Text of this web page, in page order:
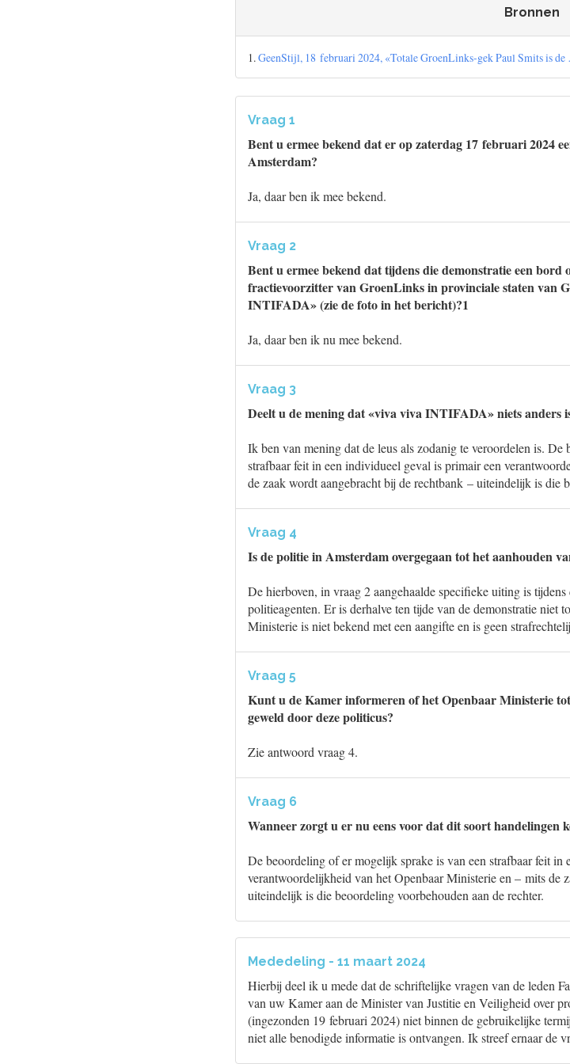
Bronnen
1.GeenStijl, 18 februari 2024, «Totale GroenLinks-gek Paul Smits is
Vraag 1
Bent u ermee bekend dat er op zaterdag 17 februari 2024
Amsterdam?
Ja, daar ben ik mee bekend.
Vraag 2
Bent u ermee bekend dat tijdens die demonstratie een bord
fractievoorzitter van GroenLinks in provinciale staten van
INTIFADA» (zie de foto in het bericht)?1
Ja, daar ben ik nu mee bekend.
Vraag 3
Deelt u de mening dat «viva viva INTIFADA» niets anders
Ik ben van mening dat de leus als zodanig te veroordelen is.
strafbaar feit in een individueel geval is primair een
de zaak wordt aangebracht bij de rechtbank – uiteindelijk is die
Vraag 4
Is de politie in Amsterdam overgegaan tot het aanhouden
De hierboven, in vraag 2 aangehaalde specifieke uiting is
politieagenten. Er is derhalve ten tijde van de demonstratie niet
Ministerie is niet bekend met een aangifte en is geen
Vraag 5
Kunt u de Kamer informeren of het Openbaar Ministerie
geweld door deze politicus?
Zie antwoord vraag 4.
Vraag 6
Wanneer zorgt u er nu eens voor dat dit soort handelingen
De beoordeling of er mogelijk sprake is van een strafbaar feit in
verantwoordelijkheid van het Openbaar Ministerie en – mits de
uiteindelijk is die beoordeling voorbehouden aan de rechter.
Mededeling - 11 maart 2024
Hierbij deel ik u mede dat de schriftelijke vragen van de leden
van uw Kamer aan de Minister van Justitie en Veiligheid over
(ingezonden 19 februari 2024) niet binnen de gebruikelijke
niet alle benodigde informatie is ontvangen. Ik streef ernaar de